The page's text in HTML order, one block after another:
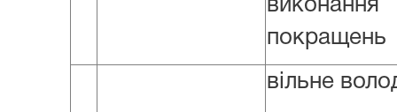
покращень
вільне